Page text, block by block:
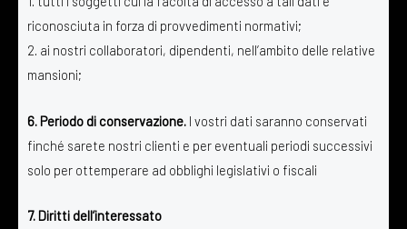
riconosciuta in forza di provvedimenti normativi;
2. ai nostri collaboratori, dipendenti, nell’ambito delle relative
mansioni;
6. Periodo di conservazione. I vostri dati saranno conservati
finché sarete nostri clienti e per eventuali periodi successivi
solo per ottemperare ad obblighi legislativi o fiscali
7. Diritti dell’interessato